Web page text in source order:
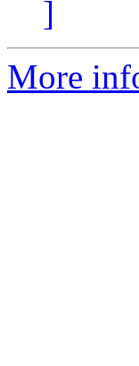
]
More